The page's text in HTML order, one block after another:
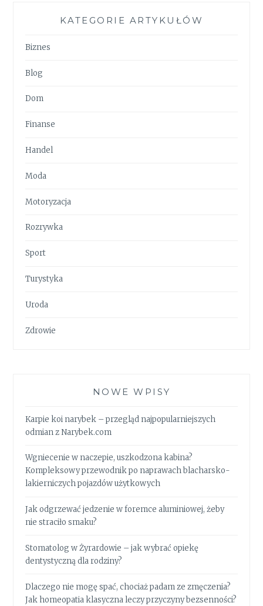
KATEGORIE ARTYKUŁÓW
Biznes
Blog
Dom
Finanse
Handel
Moda
Motoryzacja
Rozrywka
Sport
Turystyka
Uroda
Zdrowie
NOWE WPISY
Karpie koi narybek – przegląd najpopularniejszych
odmian z Narybek.com
Wgniecenie w naczepie, uszkodzona kabina?
Kompleksowy przewodnik po naprawach blacharsko-
lakierniczych pojazdów użytkowych
Jak odgrzewać jedzenie w foremce aluminiowej, żeby
nie straciło smaku?
Stomatolog w Żyrardowie – jak wybrać opiekę
dentystyczną dla rodziny?
Dlaczego nie mogę spać, chociaż padam ze zmęczenia?
Jak homeopatia klasyczna leczy przyczyny bezsenności?